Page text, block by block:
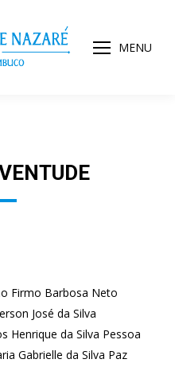
MENU
Firmo Barbosa Neto
José da Silva
Henrique da Silva Pessoa
Gabrielle da Silva Paz